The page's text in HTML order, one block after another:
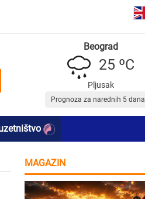
Beograd
25 ºC
Pljusak
Prognoza za narednih 5 dana
MAGAZIN